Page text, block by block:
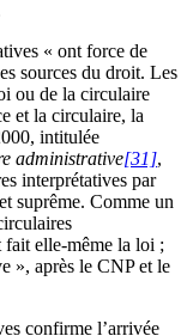
« ont force de
sources du droit. Les
ou de la circulaire
et la circulaire, la
intitulée
administrative[31],
interprétatives par
suprême. Comme un
fait elle-même la loi ;
», après le CNP et le
confirme l’arrivée